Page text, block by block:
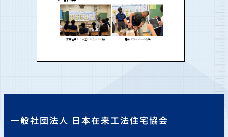
一般社団法人 日本在来工法住宅協会